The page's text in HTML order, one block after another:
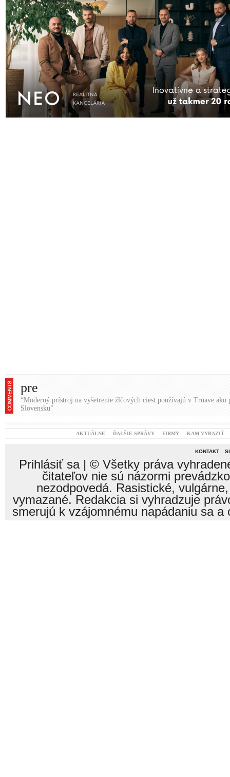
pre
“Moderný prístroj na vyšetrenie žlčových ciest používajú v Trnave ako
Slovensku”
AKTUÁLNE ĎALŠIE SPRÁVY FIRMY KAM VYRAZIŤ
KONTAKT
Prihlásiť sa| © Všetky práva
čitateľov nie sú názormi
nezodpovedá. Rasistické,
vymazané. Redakcia si vyhradzuje
smerujú k vzájomnému napádaniu sa